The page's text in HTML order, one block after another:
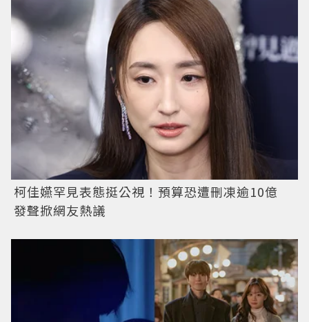
柯佳嬿罕見表態挺公視！預算恐遭刪凍逾10億
發聲掀網友熱議